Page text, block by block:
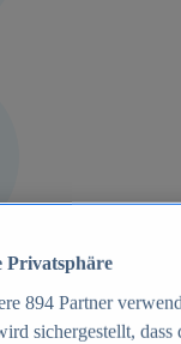
Privatsphäre
894 Partner
sichergestellt,